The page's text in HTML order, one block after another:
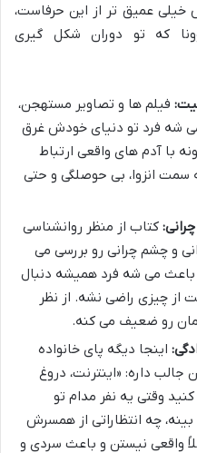
عمیق تر از این حرفاست،
که تو دوران شکل گیری
فیلم ها و تصاویر مستهجن،
شه فرد تو دنیای خودش غرق
با آدم های واقعی ارتباط
سمت انزوا، بی حوصلگی و حتی
کتاب از منظر روانشناسی
و چشم چرانی رو بررسی می
باعث می شه فرد همیشه دنبال
از چیزی راضی نشه. از نظر
رو ضعیف می کنه.
اینجا دیگه پای خانواده
داره: «اینترنت، دروغ
وقتی یه نفر مدام تو
چه انتظاراتی از همسرش
واقعی نیستن و باعث سردی و